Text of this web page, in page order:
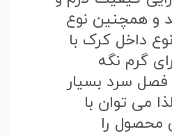
و همچنین نوع
داخل کرک با
گرم نگه
سرد بسیار
می توان با
محصول را